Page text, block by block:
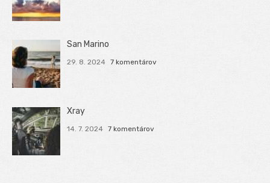
San Marino
29. 8. 2024 7 komentárov
Xray
14. 7. 2024 7 komentárov